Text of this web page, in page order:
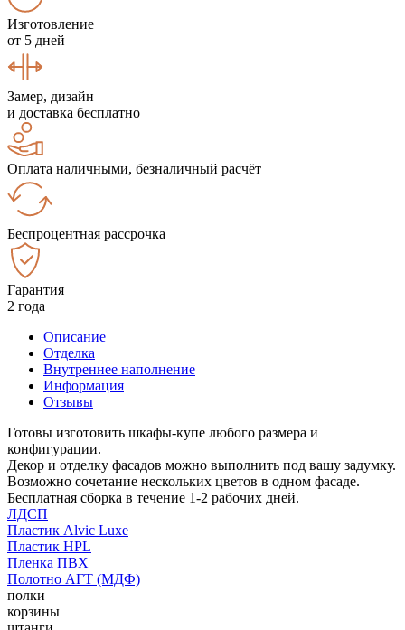
Изготовление
от 5 дней
Замер, дизайн
и доставка бесплатно
Оплата наличными, безналичный расчёт
Беспроцентная рассрочка
Гарантия
2 года
Описание
Отделка
Внутреннее наполнение
Информация
Отзывы
Готовы изготовить шкафы-купе любого размера и
конфигурации.
Декор и отделку фасадов можно выполнить под вашу задумку.
Возможно сочетание нескольких цветов в одном фасаде.
Бесплатная сборка в течение 1-2 рабочих дней.
ЛДСП
Пластик Alvic Luxe
Пластик HPL
Пленка ПВХ
Полотно АГТ (МДФ)
полки
корзины